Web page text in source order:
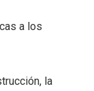
a los
la